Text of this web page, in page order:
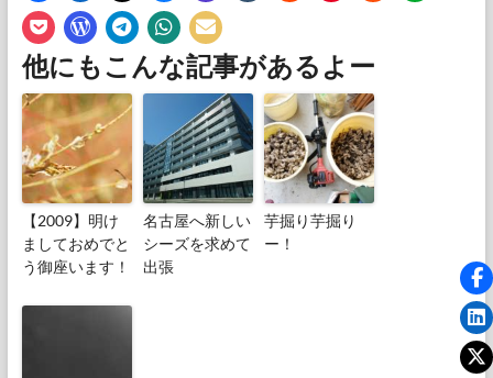
他にもこんな記事があるよー
【2009】明け
ましておめでと
う御座います！
名古屋へ新しい
シーズを求めて
出張
芋掘り芋掘り
ー！